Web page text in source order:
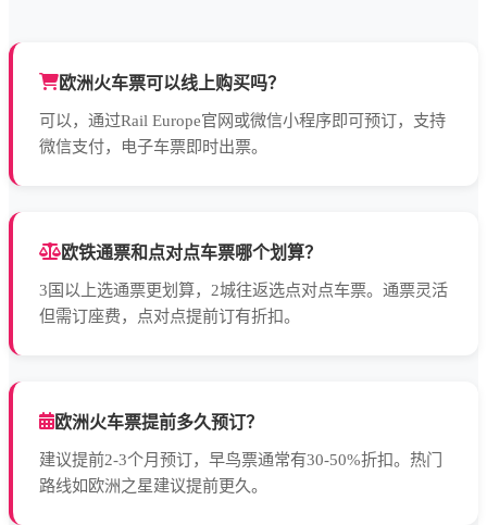
欧洲火车票可以线上购买吗？
可以，通过Rail Europe官网或微信小程序即可预订，支持
微信支付，电子车票即时出票。
欧铁通票和点对点车票哪个划算？
3国以上选通票更划算，2城往返选点对点车票。通票灵活
但需订座费，点对点提前订有折扣。
欧洲火车票提前多久预订？
建议提前2-3个月预订，早鸟票通常有30-50%折扣。热门
路线如欧洲之星建议提前更久。